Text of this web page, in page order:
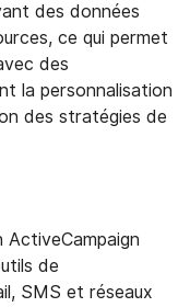
des données
ce qui permet
des
la personnalisation
des stratégies de
de
SMS et réseaux